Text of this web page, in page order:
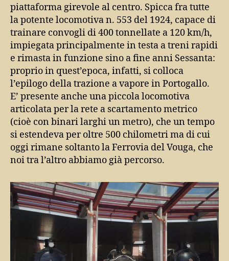
piattaforma girevole al centro. Spicca fra tutte
la potente locomotiva n. 553 del 1924, capace di
trainare convogli di 400 tonnellate a 120 km/h,
impiegata principalmente in testa a treni rapidi
e rimasta in funzione sino a fine anni Sessanta:
proprio in quest’epoca, infatti, si colloca
l’epilogo della trazione a vapore in Portogallo.
E’ presente anche una piccola locomotiva
articolata per la rete a scartamento metrico
(cioè con binari larghi un metro), che un tempo
si estendeva per oltre 500 chilometri ma di cui
oggi rimane soltanto la Ferrovia del Vouga, che
noi tra l’altro abbiamo già percorso.